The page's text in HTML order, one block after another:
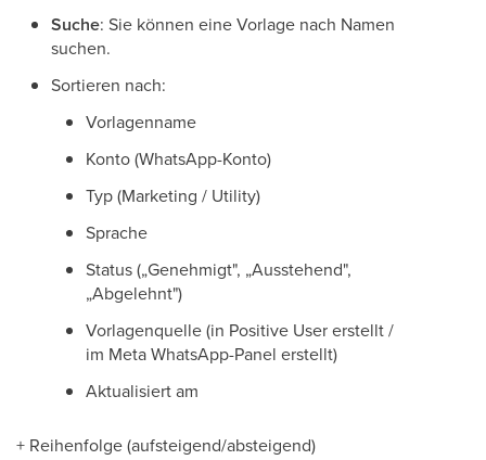
Suche: Sie können eine Vorlage nach Namen
suchen.
Sortieren nach:
Vorlagenname
Konto (WhatsApp-Konto)
Typ (Marketing / Utility)
Sprache
Status („Genehmigt", „Ausstehend",
„Abgelehnt")
Vorlagenquelle (in Positive User erstellt /
im Meta WhatsApp-Panel erstellt)
Aktualisiert am
+ Reihenfolge (aufsteigend/absteigend)